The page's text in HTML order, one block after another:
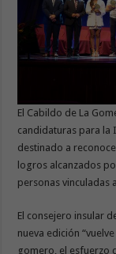
El Cabildo de La
candidaturas para la
destinado a
logros alcanzados
personas vinculadas
El consejero insular
nueva edición
gomero, el esfuerzo